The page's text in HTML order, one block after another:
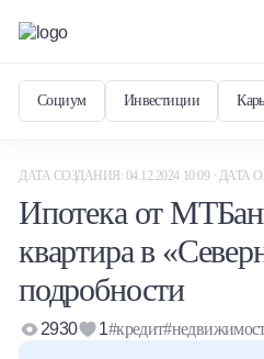
Социум Инвестиции
ДАТА СОЗДАНИЯ: 04.12.2024 10:09 · ДАТА
Ипотека от
квартира в
подробности
2930 1#кредит